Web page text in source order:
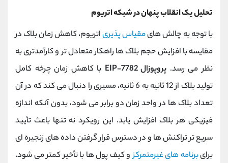
تحلیل یک انقلاب پنهان در شبکه اتریوم
با توجه به چالش‌ هایمقیاس ‌پذیریاتریوم، کاهش زمان بلاک در
مقایسه با افزایش حجم بلاک ‌ها راهکار متعادل ‌تر و کارآمدتری به
نظر می‌ رسد. پروپوزال EIP-7782
با کاهش زمان چرخه کامل
تولید بلاک از 12 ثانیه به 6 ثانیه، مسیری را دنبال می‌ کند که در آن
تعداد بلاک ‌ها در واحد زمان دو برابر می ‌شود، بدون آنکه اندازه
فیزیکی هر بلاک افزایش یابد. این رویکرد نه تنها باعث تأیید
سریع ‌تر تراکنش ‌ها و در دسترس قرار گرفتن داده‌ های زنجیره‌ ای
برایبرنامه ‌های غیرمتمرکزو کیف پول‌ ها با تأخیر کمتر می ‌شود،